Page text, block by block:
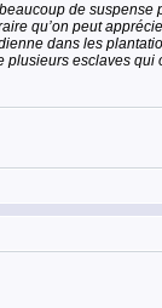
de suspense
qu’on peut
dans les
esclaves qui